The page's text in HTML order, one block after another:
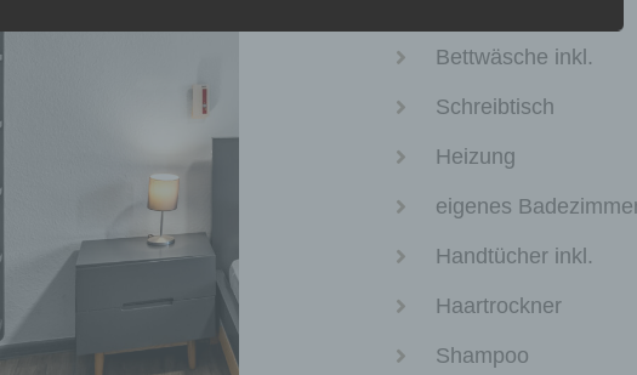
Bettwäsche inkl.
Schreibtisch
Heizung
eigenes
Handtücher inkl.
Haartrockner
Shampoo
Verarbeitung ist jeder mit oder ohne Hilfe automatisierter
Verfahren ausgeführte Vorgang oder jede solche
Vorgangsreihe im Zusammenhang mit
personenbezogenen Daten wie das Erheben, das
Erfassen, die Organisation, das Ordnen, die
Speicherung, die Anpassung oder Veränderung, das
Auslesen, das Abfragen, die Verwendung, die
Offenlegung durch Übermittlung, Verbreitung oder eine
andere Form der Bereitstellung, den Abgleich oder die
Verknüpfung, die Einschränkung, das Löschen oder die
Vernichtung.
d) Einschränkung der Verarbeitung